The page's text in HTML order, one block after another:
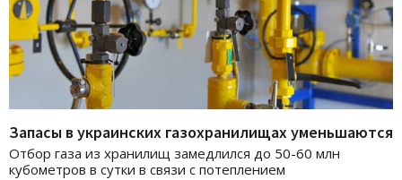
Запасы в украинских газохранилищах уменьшаются
Отбор газа из хранилищ замедлился до 50-60 млн
кубометров в сутки в связи с потеплением